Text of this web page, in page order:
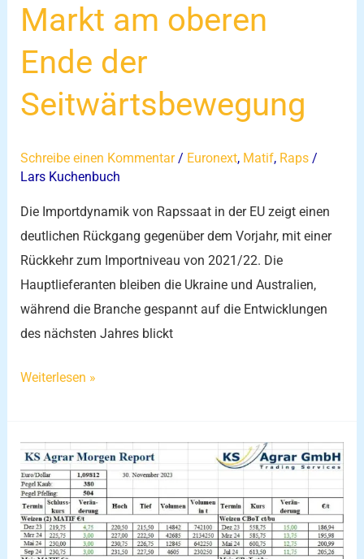
Markt am oberen
Ende der
Seitwärtsbewegung
Schreibe einen Kommentar/ Euronext, Matif, Raps /
Lars Kuchenbuch
Die Importdynamik von Rapssaat in der EU zeigt einen
deutlichen Rückgang gegenüber dem Vorjahr, mit einer
Rückkehr zum Importniveau von 2021/22. Die
Hauptlieferanten bleiben die Ukraine und Australien,
während die Branche gespannt auf die Entwicklungen
des nächsten Jahres blickt
Weiterlesen »
Weizen
und
Sojabohnen
im
Aufwärtstrend: